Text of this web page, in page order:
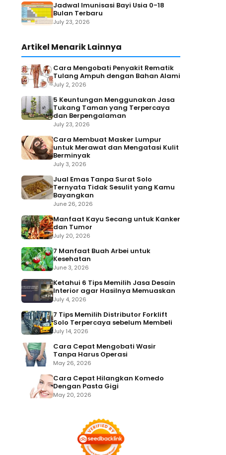
Jadwal Imunisasi Bayi Usia 0-18
Bulan Terbaru
July 23, 2026
Artikel Menarik Lainnya
Cara Mengobati Penyakit Rematik
Tulang Ampuh dengan Bahan Alami
July 2, 2026
5 Keuntungan Menggunakan Jasa
Tukang Taman yang Terpercaya
dan Berpengalaman
July 23, 2026
Cara Membuat Masker Lumpur
untuk Merawat dan Mengatasi Kulit
Berminyak
July 3, 2026
Jual Emas Tanpa Surat Solo
Ternyata Tidak Sesulit yang Kamu
Bayangkan
June 26, 2026
Manfaat Kayu Secang untuk Kanker
dan Tumor
July 20, 2026
7 Manfaat Buah Arbei untuk
Kesehatan
June 3, 2026
Ketahui 6 Tips Memilih Jasa Desain
Interior agar Hasilnya Memuaskan
July 4, 2026
7 Tips Memilih Distributor Forklift
Solo Terpercaya sebelum Membeli
July 14, 2026
Cara Cepat Mengobati Wasir
Tanpa Harus Operasi
May 26, 2026
Cara Cepat Hilangkan Komedo
Dengan Pasta Gigi
May 20, 2026